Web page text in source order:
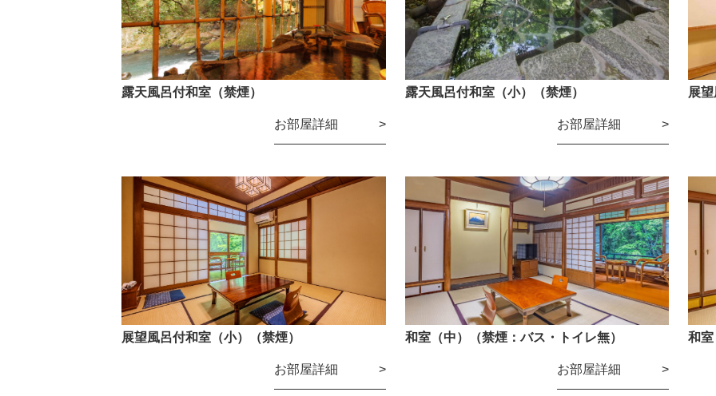
露天風呂付和室（禁煙）
お部屋詳細
露天風呂付和室（小）（禁煙）
お部屋詳細
展
展望風呂付和室（小）（禁煙）
お部屋詳細
和室（中）（禁煙：バス・トイレ無）
お部屋詳細
和